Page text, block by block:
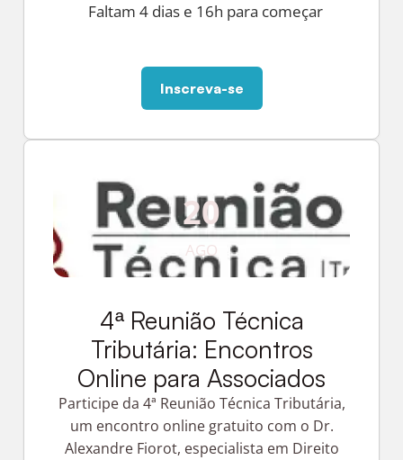
Faltam 4 dias e 16h para começar
Inscreva-se
20
AGO
4ª Reunião Técnica
Tributária: Encontros
Online para Associados
Participe da 4ª Reunião Técnica Tributária,
um encontro online gratuito com o Dr.
Alexandre Fiorot, especialista em Direito